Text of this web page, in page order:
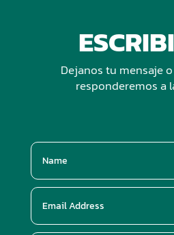
Dejanos tu mensaje
responderemos a